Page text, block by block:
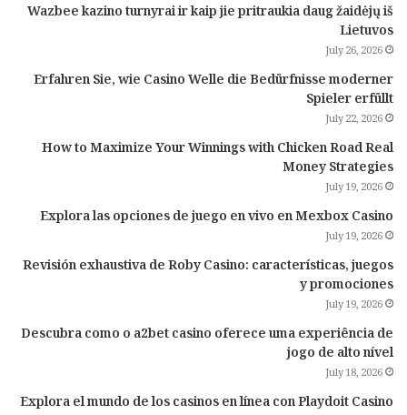
Wazbee kazino turnyrai ir kaip jie pritraukia daug žaidėjų iš
Lietuvos
July 26, 2026
Erfahren Sie, wie Casino Welle die Bedürfnisse moderner
Spieler erfüllt
July 22, 2026
How to Maximize Your Winnings with Chicken Road Real
Money Strategies
July 19, 2026
Explora las opciones de juego en vivo en Mexbox Casino
July 19, 2026
Revisión exhaustiva de Roby Casino: características, juegos
y promociones
July 19, 2026
Descubra como o a2bet casino oferece uma experiência de
jogo de alto nível
July 18, 2026
Explora el mundo de los casinos en línea con Playdoit Casino